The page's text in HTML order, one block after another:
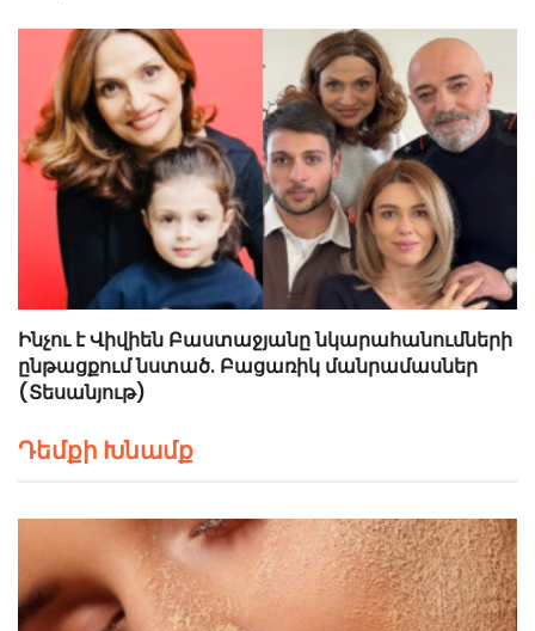
Ինչու է Վիվիեն Բաստաջյանը նկարահանումների
ընթացքում նստած. Բացառիկ մանրամասներ
(Տեսանյութ)
Դեմքի Խնամք